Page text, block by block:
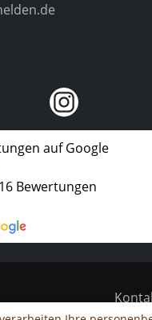
auf Google
Bewertungen